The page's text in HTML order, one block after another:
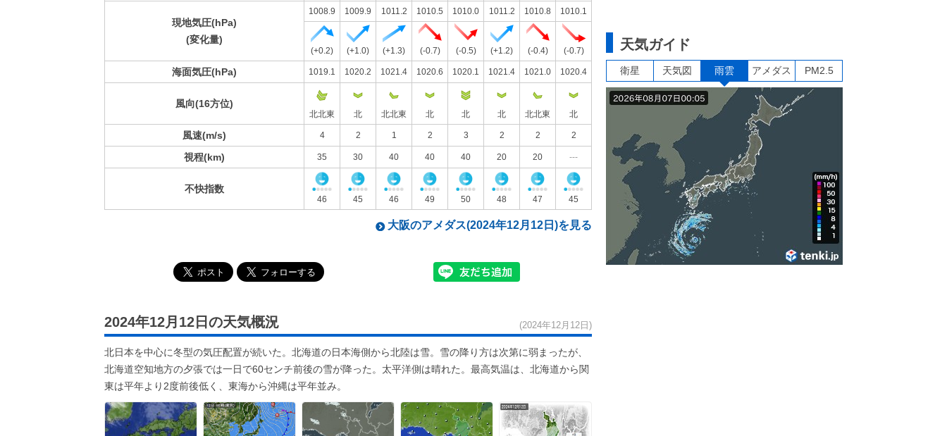
現地気圧(hPa)
(変化量)
1008.9 1009.9 1011.2 1010.5 1010.0 1011.2 1010.8 1010.1
(+0.2) (+1.0) (+1.3) (-0.7) (-0.5) (+1.2) (-0.4) (-0.7)
海面気圧(hPa) 1019.1 1020.2 1021.4 1020.6 1020.1 1021.4 1021.0 1020.4
風向(16方位)
北北東 北 北北東 北 北 北 北北東 北
風速(m/s) 4 2 1 2 3 2 2 2
視程(km) 35 30 40 40 40 20 20 ---
不快指数
46 45 46 49 50 48 47 45
大阪のアメダス(2024年12月12日)を見る
2024年12月12日の天気概況 (2024年12月12日)
北日本を中心に冬型の気圧配置が続いた。北海道の日本海側から北陸は雪。雪の降り方は次第に弱まったが、
北海道空知地方の夕張では一日で60センチ前後の雪が降った。太平洋側は晴れた。最高気温は、北海道から関
東は平年より2度前後低く、東海から沖縄は平年並み。
天気ガイド
衛星 天気図 雨雲 アメダス PM2.5